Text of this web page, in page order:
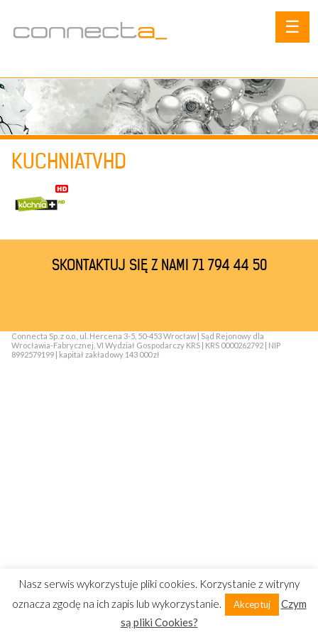
☰
KUCHNIATVHD
SKONTAKTUJ SIĘ Z NAMI 71 794 44 50
Connecta Sp. z o.o., ul. Hercena 3-5, 50-453 Wrocław | Sąd Rejonowy dla
Wrocławia-Fabrycznej, VI Wydział Gospodarczy KRS | KRS 0000262792 | NIP
8992579199 | kapitał zakładowy 143 000 zł
Nasz serwis wykorzystuje pliki cookies. Korzystanie z witryny
oznacza zgodę na ich zapis lub wykorzystanie.
Akceptuj
Czym
są pliki Cookies?